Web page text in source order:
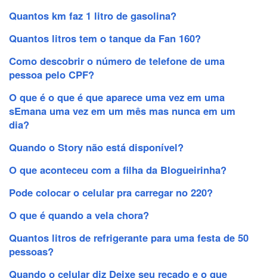
Quantos km faz 1 litro de gasolina?
Quantos litros tem o tanque da Fan 160?
Como descobrir o número de telefone de uma
pessoa pelo CPF?
O que é o que é que aparece uma vez em uma
sEmana uma vez em um mês mas nunca em um
dia?
Quando o Story não está disponível?
O que aconteceu com a filha da Blogueirinha?
Pode colocar o celular pra carregar no 220?
O que é quando a vela chora?
Quantos litros de refrigerante para uma festa de 50
pessoas?
Quando o celular diz Deixe seu recado e o que